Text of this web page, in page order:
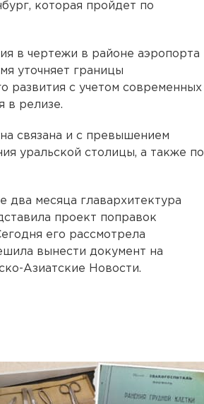
которая пройдет по
в чертежи в районе аэропорта
уточняет границы
развития с учетом современных
в релизе.
связана и с превышением
уральской столицы, а также по
два месяца главархитектура
проект поправок
его рассмотрела
вынести документ на
Азиатские Новости.